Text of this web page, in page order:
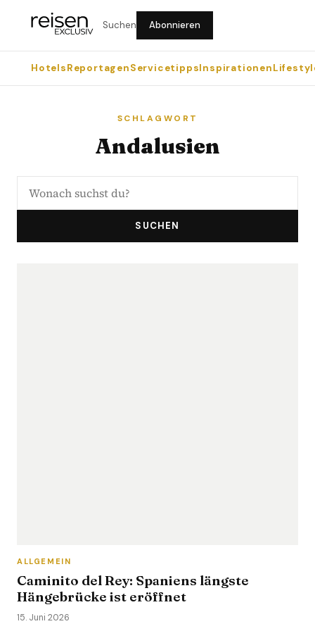
Suchen Abonnieren
HotelsReportagenServicetippsInspirationen
SCHLAGWORT
Andalusien
SUCHEN
ALLGEMEIN
Caminito del Rey: Spaniens längste
Hängebrücke ist eröffnet
15. Juni 2026